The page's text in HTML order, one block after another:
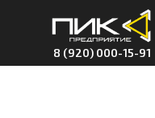
8 (920) 000-15-91